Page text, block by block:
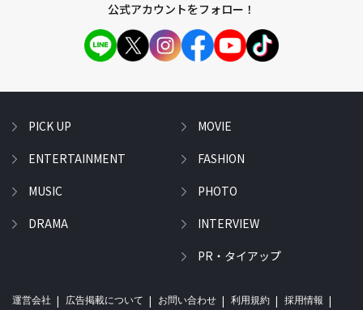
公式アカウントをフォロー！
PICK UP
ENTERTAINMENT
MUSIC
DRAMA
MOVIE
FASHION
PHOTO
INTERVIEW
PR・タイアップ
運営会社 広告掲載について お問い合わせ 利用規約 採用情報